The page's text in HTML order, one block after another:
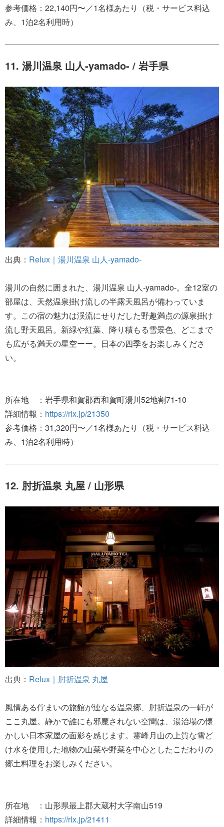
参考価格：22,140円〜／1名様あたり（税・サービス料込
み、1泊2名利用時）
11. 湯川温泉 山人-yamado- / 岩手県
出典： Relux｜湯川温泉 山人-yamado-
湯川の自然に囲まれた、湯川温泉 山人-yamado-。全12室の
部屋は、天然温泉掛け流しの半露天風呂が備わっていま
す。この宿の魅力は渓流にせりだした野趣満点の源泉掛け
流し野天風呂。新緑や紅葉、降り積もる雪景色、どこまで
も広がる満天の星空ーー。日本の四季をお楽しみくださ
い。
所在地 ：岩手県和賀郡西和賀町湯川52地割71-10
詳細情報： https://rlx.jp/21350
参考価格：31,320円〜／1名様あたり（税・サービス料込
み、1泊2名利用時）
12. 肘折温泉 丸屋 / 山形県
出典： Relux｜肘折温泉 丸屋
風情ある佇まいの旅館が連なる温泉郷、肘折温泉の一軒が
ここ丸屋。静かで誰にも邪魔されない空間は、湯治場の懐
かしい日本家屋の面影を感じます。霊峰月山の上質な雪ど
け水を使用した地物の山菜や野菜を中心としたこだわりの
郷土料理をお楽しみください。
所在地 ：山形県最上郡大蔵村大字南山519
詳細情報： https://rlx.jp/21411